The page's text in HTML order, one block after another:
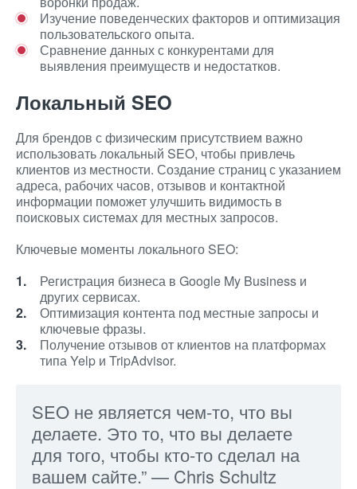
Изучение поведенческих факторов и оптимизация
пользовательского опыта.
Сравнение данных с конкурентами для
выявления преимуществ и недостатков.
Локальный SEO
Для брендов с физическим присутствием важно
использовать локальный SEO, чтобы привлечь
клиентов из местности. Создание страниц с указанием
адреса, рабочих часов, отзывов и контактной
информации поможет улучшить видимость в
поисковых системах для местных запросов.
Ключевые моменты локального SEO:
Регистрация бизнеса в Google My Business и
других сервисах.
Оптимизация контента под местные запросы и
ключевые фразы.
Получение отзывов от клиентов на платформах
типа Yelp и TripAdvisor.
SEO не является чем-то, что вы
делаете. Это то, что вы делаете
для того, чтобы кто-то сделал на
вашем сайте.” — Chris Schultz